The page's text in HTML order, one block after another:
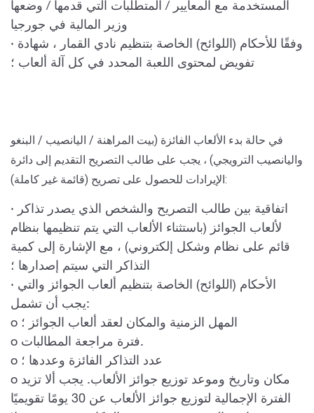
المستخدمة مع المعايير / المتطلبات التي قدمها / وضعها
وزير المالية في جورجيا
· وفقًا للأحكام (اللوائح) الخاصة بتنظيم نادي القمار ، شهادة
تفويض لمحتوى اللعبة المحدد في كل آلة ألعاب ؛
في حالة بدء الألعاب الفائزة (بيت المراهنة / اليانصيب / البنغو
واليانصيب الترويجي) ، يجب على طالب التصريح التقديم إلى دائرة
الإيرادات للحصول على تصريح (قائمة غير كاملة):
· اتفاقية بين طالب التصريح والشخص الذي يصدر تذاكر
لألعاب الجوائز (باستثناء الألعاب التي يتم تنظيمها بنظام
قائم على نظام وشكل إلكتروني) ، مع الإشارة إلى كمية
التذاكر التي سيتم إصدارها ؛
· الأحكام (اللوائح) الخاصة بتنظيم ألعاب الجوائز والتي
يجب أن تشمل:
o المهل الزمنية والمكان لعقد ألعاب الجوائز ؛
o فترة مراجعة المطالبات.
o عدد التذاكر الفائزة وعددها ؛
o مكان وتاريخ وموعد توزيع جوائز الألعاب. يجب ألا تزيد
الفترة الإجمالية لتوزيع جوائز الألعاب عن 30 يومًا تقويميًا